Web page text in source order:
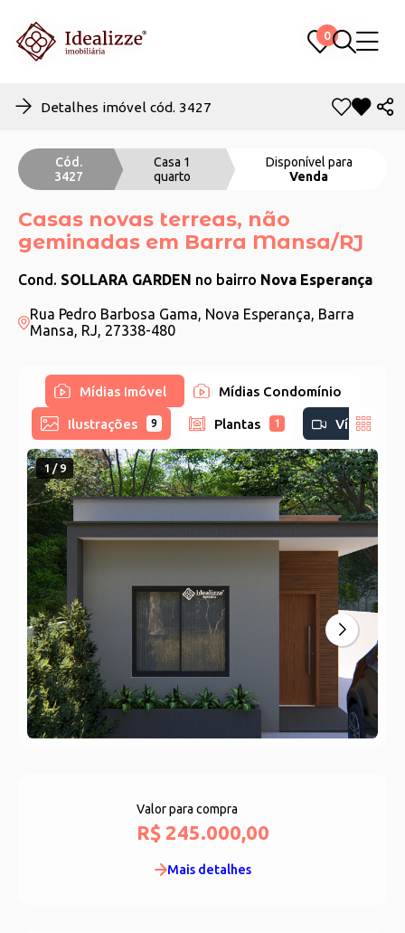
0
0
Detalhes imóvel cód. 3427
Cód.
3427
Casa 1
quarto
Disponível para
Venda
Casas novas terreas, não
geminadas em Barra Mansa/RJ
Cond. SOLLARA GARDEN no bairro Nova Esperança
Rua Pedro Barbosa Gama, Nova Esperança, Barra
Mansa, RJ, 27338-480
Mídias Imóvel Mídias Condomínio
Ilustrações 9 Plantas 1 Vídeo
1 / 9
Valor para compra
R$ 245.000,00
Mais detalhes